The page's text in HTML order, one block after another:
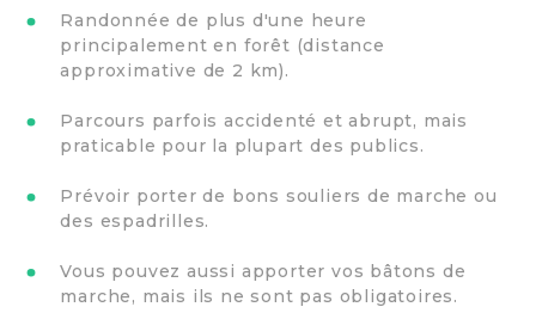
Randonnée de plus d'une heure
principalement en forêt (distance
approximative de 2 km).
Parcours parfois accidenté et abrupt, mais
praticable pour la plupart des publics.
Prévoir porter de bons souliers de marche ou
des espadrilles.
Vous pouvez aussi apporter vos bâtons de
marche, mais ils ne sont pas obligatoires.